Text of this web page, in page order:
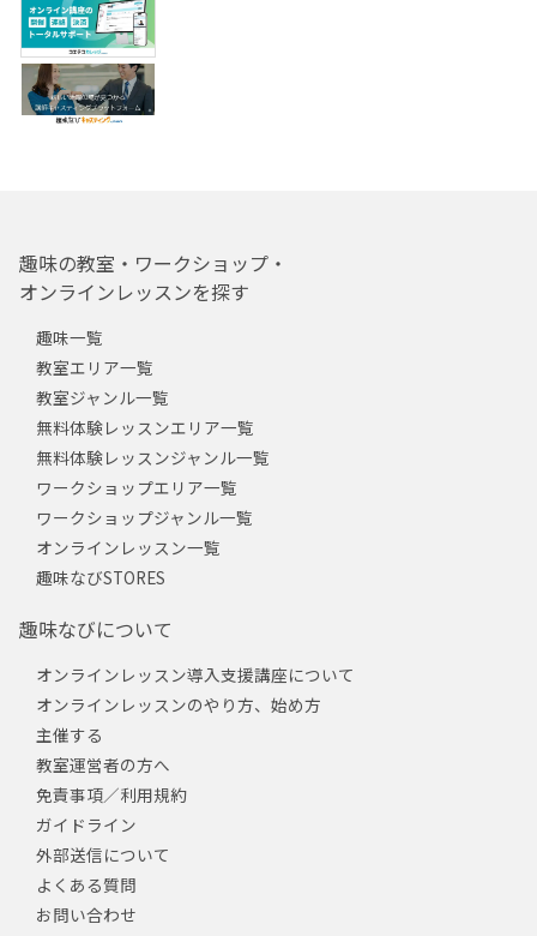
趣味の教室・ワークショップ・
オンラインレッスンを探す
趣味一覧
教室エリア一覧
教室ジャンル一覧
無料体験レッスンエリア一覧
無料体験レッスンジャンル一覧
ワークショップエリア一覧
ワークショップジャンル一覧
オンラインレッスン一覧
趣味なびSTORES
趣味なびについて
オンラインレッスン導入支援講座について
オンラインレッスンのやり方、始め方
主催する
教室運営者の方へ
免責事項／利用規約
ガイドライン
外部送信について
よくある質問
お問い合わせ